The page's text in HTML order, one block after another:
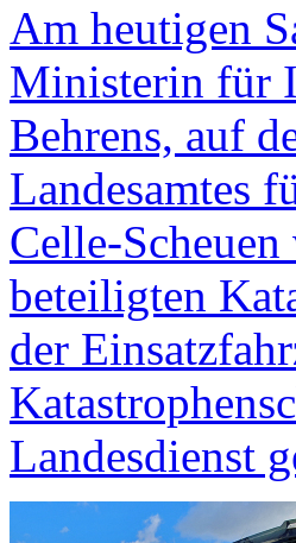
Am heutigen
Ministerin für
Behrens, auf
Landesamtes
Celle-
beteiligten
der
Landesdienst